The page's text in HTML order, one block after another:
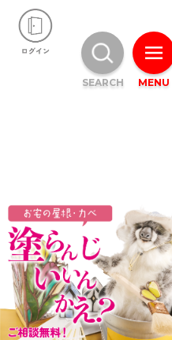
MENU
SEARCH